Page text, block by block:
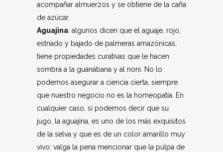
acompañar almuerzos y se obtiene de la caña
de azúcar.
Aguajina: algunos dicen que el aguaje, rojo,
estriado y bajado de palmeras amazónicas,
tiene propiedades curativas que le hacen
sombra a la guanábana y al noni. No lo
podemos asegurar a ciencia cierta, siempre
que nuestro negocio no es la homeopatía. En
cualquier caso, sí podemos decir que su
jugo, la aguajina, es uno de los más exquisitos
de la selva y que es de un color amarillo muy
vivo: valga la pena mencionar que la pulpa de